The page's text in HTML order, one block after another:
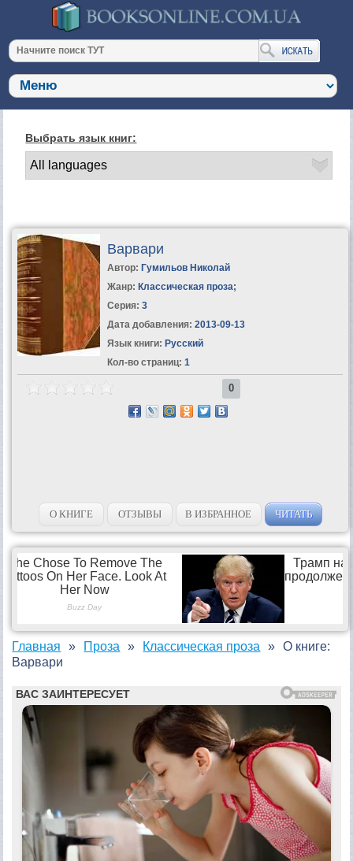
Выбрать язык книг:
Варвари
Автор: Гумильов Николай
Жанр: Классическая проза;
Серия: 3
Дата добавления: 2013-09-13
Язык книги: Русский
Кол-во страниц: 1
0
О КНИГЕ ОТЗЫВЫ В ИЗБРАННОЕ ЧИТАТЬ
Главная Проза Классическая проза
О книге:
Варвари